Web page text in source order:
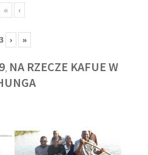
« ‹
3 › »
, NA RZECZE KAFUE W